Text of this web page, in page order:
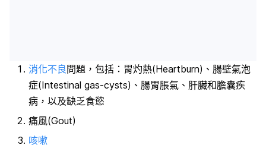
消化不良問題，包括：胃灼熱(Heartburn)、腸壁氣泡
症(Intestinal gas-cysts)、腸胃脹氣、肝臟和膽囊疾
病，以及缺乏食慾
痛風(Gout)
咳嗽